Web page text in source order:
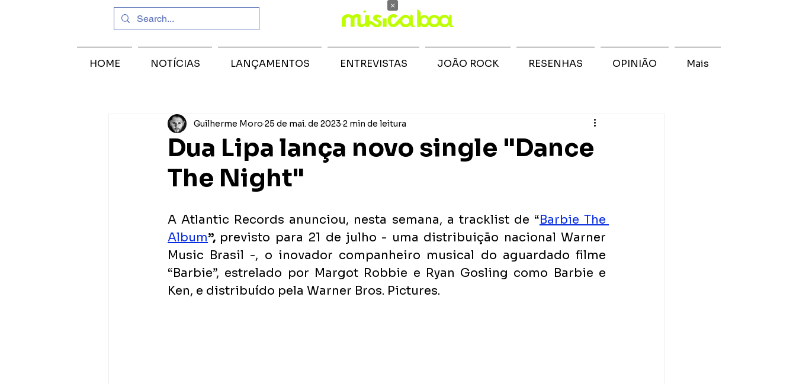
Dua Lipa lança novo single "Dance
The Night"
Guilherme Moro 25 de mai. de 2023 2 min de leitura
A Atlantic Records anunciou, nesta semana, a tracklist de “Barbie The
Album”, previsto para 21 de julho - uma distribuição nacional Warner
Music Brasil -, o inovador companheiro musical do aguardado filme
“Barbie”, estrelado por Margot Robbie e Ryan Gosling como Barbie e
Ken, e distribuído pela Warner Bros. Pictures.
HOME NOTÍCIAS LANÇAMENTOS ENTREVISTAS JOÃO ROCK RESENHAS OPINIÃO Mais
×